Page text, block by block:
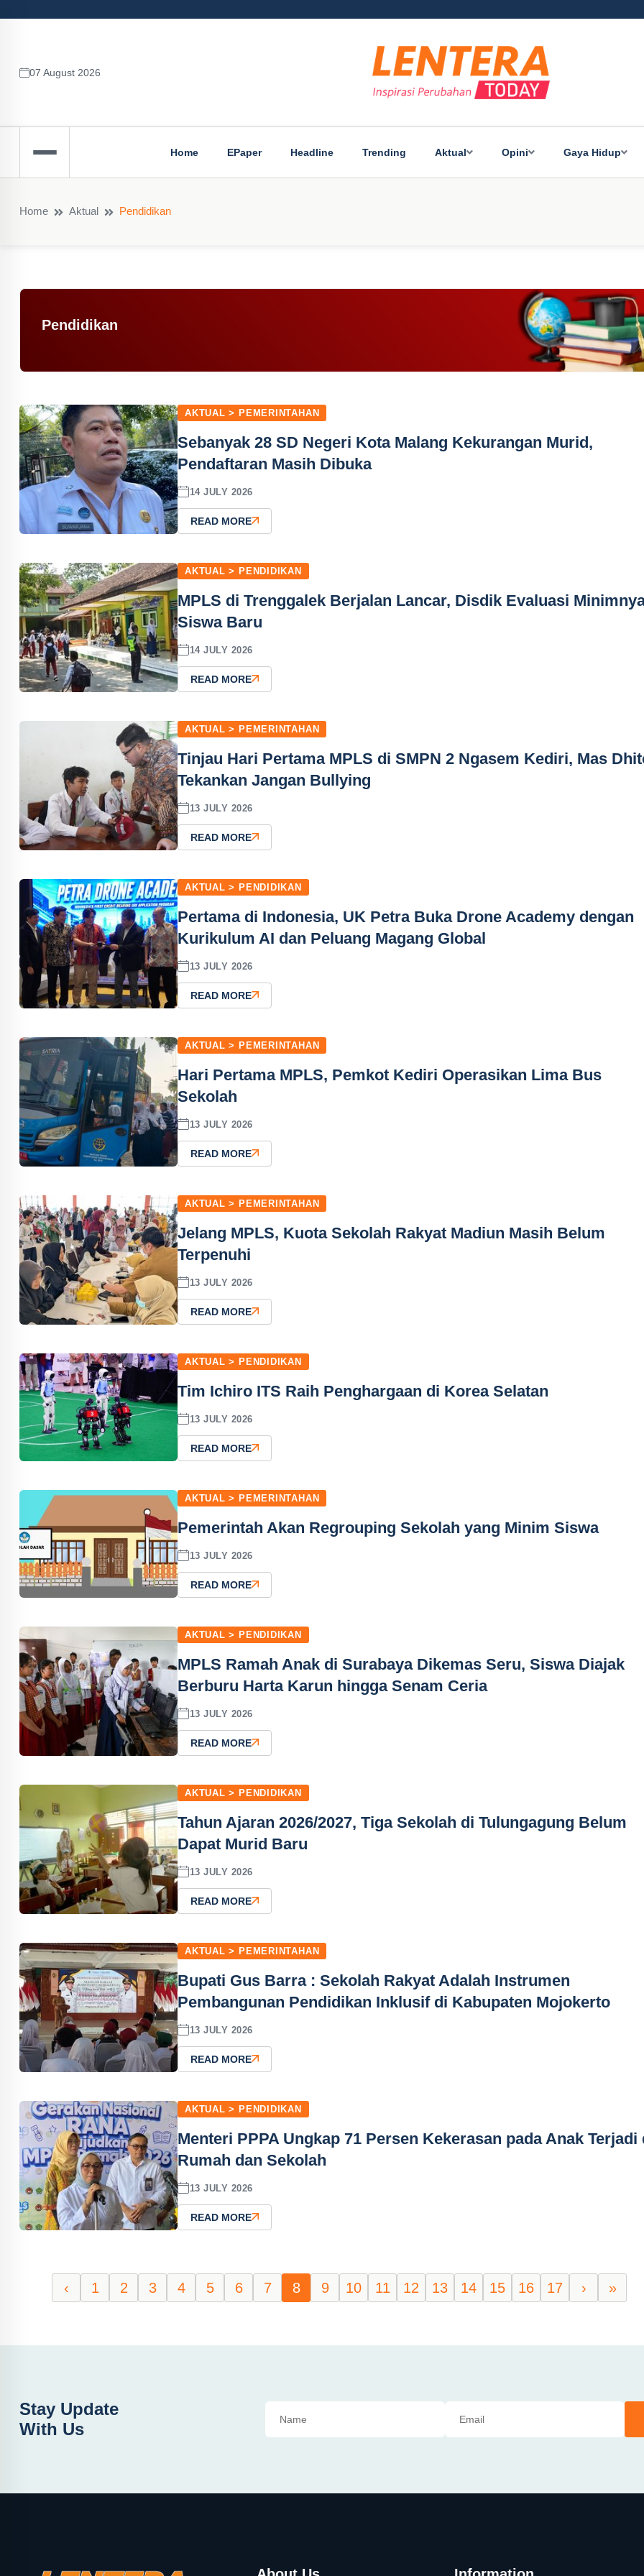
07 August 2026
Home EPaper Headline Trending Aktual Opini Gaya Hidup
Home Aktual Pendidikan
Pendidikan
AKTUAL > PEMERINTAHAN
Sebanyak 28 SD Negeri Kota Malang Kekurangan Murid,
Pendaftaran Masih Dibuka
14 JULY 2026
READ MORE
AKTUAL > PENDIDIKAN
MPLS di Trenggalek Berjalan Lancar, Disdik Evaluasi
Siswa Baru
14 JULY 2026
READ MORE
AKTUAL > PEMERINTAHAN
Tinjau Hari Pertama MPLS di SMPN 2 Ngasem Kediri, Mas
Tekankan Jangan Bullying
13 JULY 2026
READ MORE
AKTUAL > PENDIDIKAN
Pertama di Indonesia, UK Petra Buka Drone Academy dengan
Kurikulum AI dan Peluang Magang Global
13 JULY 2026
READ MORE
AKTUAL > PEMERINTAHAN
Hari Pertama MPLS, Pemkot Kediri Operasikan Lima Bus
Sekolah
13 JULY 2026
READ MORE
AKTUAL > PEMERINTAHAN
Jelang MPLS, Kuota Sekolah Rakyat Madiun Masih Belum
Terpenuhi
13 JULY 2026
READ MORE
AKTUAL > PENDIDIKAN
Tim Ichiro ITS Raih Penghargaan di Korea Selatan
13 JULY 2026
READ MORE
AKTUAL > PEMERINTAHAN
Pemerintah Akan Regrouping Sekolah yang Minim Siswa
13 JULY 2026
READ MORE
AKTUAL > PENDIDIKAN
MPLS Ramah Anak di Surabaya Dikemas Seru, Siswa Diajak
Berburu Harta Karun hingga Senam Ceria
13 JULY 2026
READ MORE
AKTUAL > PENDIDIKAN
Tahun Ajaran 2026/2027, Tiga Sekolah di Tulungagung Belum
Dapat Murid Baru
13 JULY 2026
READ MORE
AKTUAL > PEMERINTAHAN
Bupati Gus Barra : Sekolah Rakyat Adalah Instrumen
Pembangunan Pendidikan Inklusif di Kabupaten Mojokerto
13 JULY 2026
READ MORE
AKTUAL > PENDIDIKAN
Menteri PPPA Ungkap 71 Persen Kekerasan pada Anak Terjadi
Rumah dan Sekolah
13 JULY 2026
READ MORE
‹ 1 2 3 4 5 6 7 8 9 10 11 12 13 14 15 16 17 › »
Stay Update
With Us